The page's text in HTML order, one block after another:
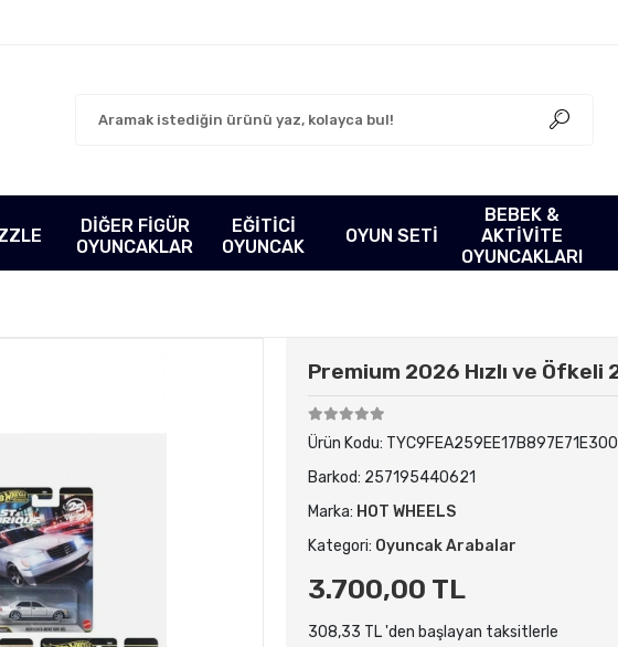
DİĞER FİGÜR
OYUNCAKLAR
EĞİTİCİ
OYUNCAK
OYUN SETİ
BEBEK &
AKTİVİTE
OYUNCAKLARI
Premium 2026 Hızlı ve Öfkeli
Ürün Kodu: TYC9FEA259EE17B897E71E300
Barkod: 257195440621
Marka: HOT WHEELS
Kategori: Oyuncak Arabalar
3.700,00 TL
308,33 TL 'den başlayan taksitlerle